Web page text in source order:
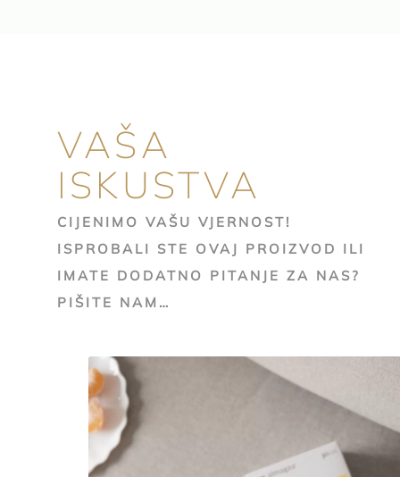
VAŠA
ISKUSTVA
CIJENIMO VAŠU VJERNOST!
ISPROBALI STE OVAJ PROIZVOD ILI
IMATE DODATNO PITANJE ZA NAS?
PIŠITE NAM…